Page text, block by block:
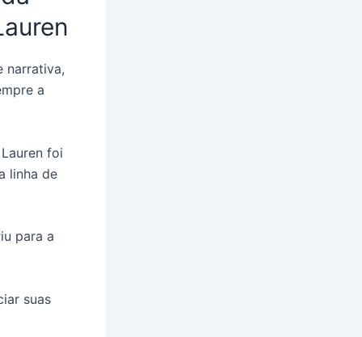
narrativa,
a
foi
linha de
para a
suas